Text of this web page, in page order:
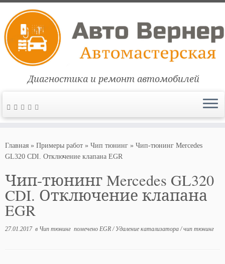
содержимому
Диагностика и ремонт автомобилей
Главная » Примеры работ » Чип тюнинг » Чип-тюнинг Mercedes
GL320 CDI. Отключение клапана EGR
Чип-тюнинг Mercedes GL320
CDI. Отключение клапана
EGR
27.01.2017в Чип тюнинг помечено EGR / Удаление катализатора /чип тюнинг